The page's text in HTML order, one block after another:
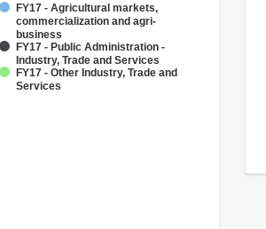
FY17 - Agricultural markets,
commercialization and agri-
business
FY17 - Public Administration -
Industry, Trade and Services
FY17 - Other Industry, Trade and
Services